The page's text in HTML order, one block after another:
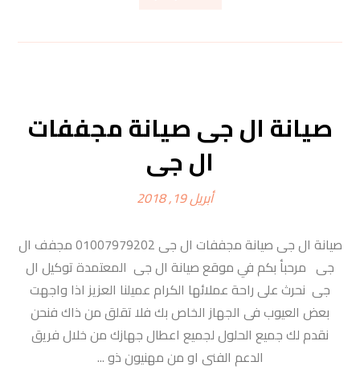
صيانة ال جى صيانة مجففات
ال جى
أبريل 19, 2018
صيانة ال جى صيانة مجففات ال جى 01007979202 مجفف ال
جى مرحبأ بكم في موقع صيانة ال جى المعتمدة توكيل ال
جى نحرث على راحة عملائها الكرام عميلنا العزيز اذا واجهت
بعض العيوب فى الجهاز الخاص بك فلا تقلق من ذاك فنحن
نقدم لك جميع الحلول لجميع اعطال جهازك من خلال فريق
الدعم الفنى او من مهنيون ذو ...